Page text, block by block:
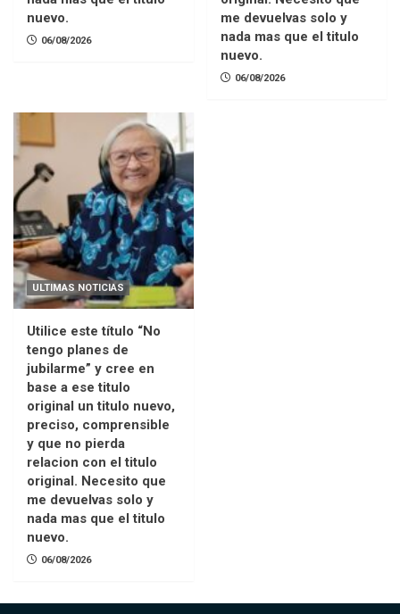
nuevo.
06/08/2026
me devuelvas solo y
nada mas que el titulo
nuevo.
06/08/2026
ULTIMAS NOTICIAS
Utilice este título “No
tengo planes de
jubilarme” y cree en
base a ese titulo
original un titulo nuevo,
preciso, comprensible
y que no pierda
relacion con el titulo
original. Necesito que
me devuelvas solo y
nada mas que el titulo
nuevo.
06/08/2026